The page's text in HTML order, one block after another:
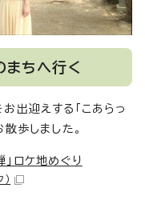
ちへ行く
出迎えする「こあらっ
歩しました。
ロケ地めぐり